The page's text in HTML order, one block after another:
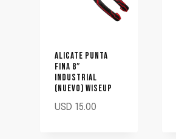
ALICATE PUNTA
FINA 8″
INDUSTRIAL
(NUEVO) WISEUP
USD 15.00